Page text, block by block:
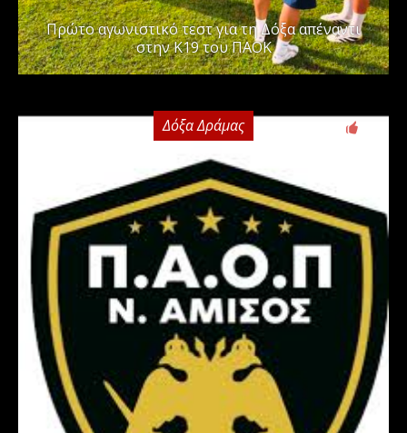
Πρώτο αγωνιστικό τεστ για τη Δόξα απέναντι
στην Κ19 του ΠΑΟΚ
Δόξα Δράμας